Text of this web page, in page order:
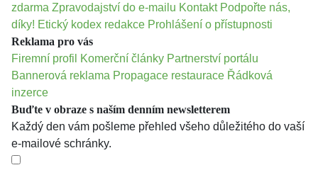
zdarma Zpravodajství do e-mailu Kontakt Podpořte nás,
díky! Etický kodex redakce Prohlášení o přístupnosti
Reklama pro vás
Firemní profil
Komerční články Partnerství portálu
Bannerová reklama Propagace restaurace Řádková
inzerce
Buďte v obraze s naším denním newsletterem
Každý den vám pošleme přehled všeho důležitého do vaší
e-mailové schránky.